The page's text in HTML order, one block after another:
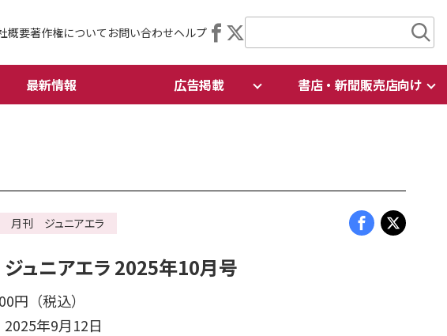
概要著作権について お問い合わせヘルプ
最新情報 広告掲載 書店・新聞販売店向け
月刊 ジュニアエラ
ュニアエラ 2025年10月号
円（税込）
年9月12日